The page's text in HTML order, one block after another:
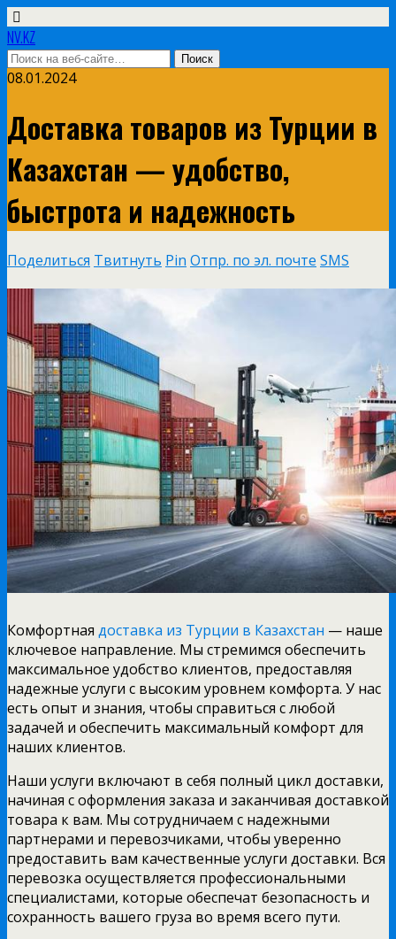
NV.KZ
08.01.2024
Доставка товаров из Турции в
Казахстан — удобство,
быстрота и надежность
Поделиться Твитнуть Pin Отпр. по эл. почте SMS
Комфортная доставка из Турции в Казахстан — наше
ключевое направление. Мы стремимся обеспечить
максимальное удобство клиентов, предоставляя
надежные услуги с высоким уровнем комфорта. У нас
есть опыт и знания, чтобы справиться с любой
задачей и обеспечить максимальный комфорт для
наших клиентов.
Наши услуги включают в себя полный цикл доставки,
начиная с оформления заказа и заканчивая доставкой
товара к вам. Мы сотрудничаем с надежными
партнерами и перевозчиками, чтобы уверенно
предоставить вам качественные услуги доставки. Вся
перевозка осуществляется профессиональными
специалистами, которые обеспечат безопасность и
сохранность вашего груза во время всего пути.